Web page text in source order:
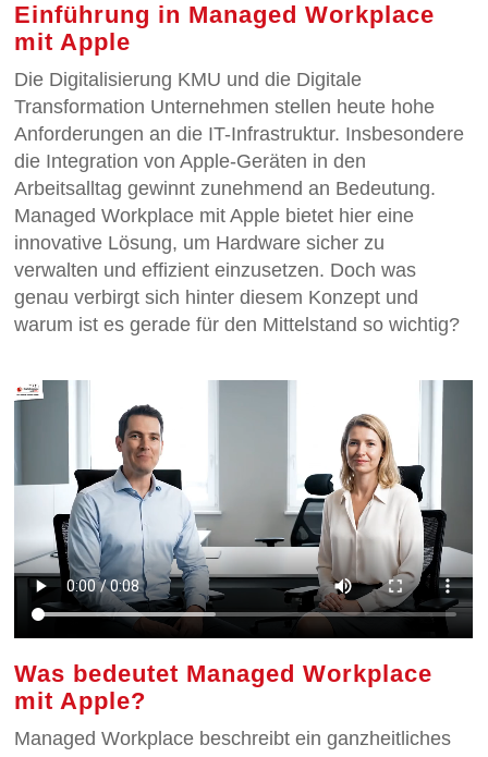
Einführung in Managed Workplace
mit Apple
Die Digitalisierung KMU und die Digitale
Transformation Unternehmen stellen heute hohe
Anforderungen an die IT-Infrastruktur. Insbesondere
die Integration von Apple-Geräten in den
Arbeitsalltag gewinnt zunehmend an Bedeutung.
Managed Workplace mit Apple bietet hier eine
innovative Lösung, um Hardware sicher zu
verwalten und effizient einzusetzen. Doch was
genau verbirgt sich hinter diesem Konzept und
warum ist es gerade für den Mittelstand so wichtig?
Was bedeutet Managed Workplace
mit Apple?
Managed Workplace beschreibt ein ganzheitliches